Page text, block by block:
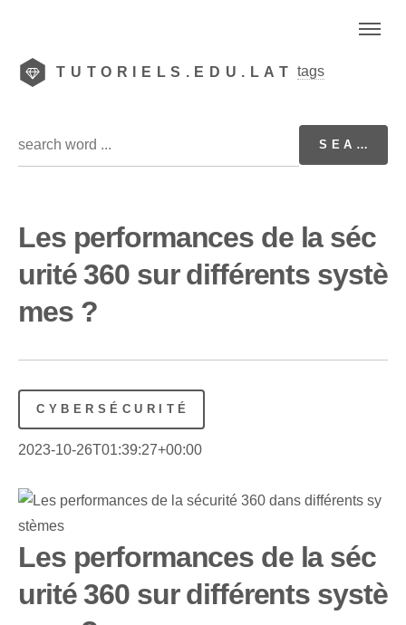
TUTORIELS.EDU.LAT tags
Les performances de la séc
urité 360 sur différents systè
mes ?
CYBERSÉCURITÉ
2023-10-26T01:39:27+00:00
Les performances de la séc
urité 360 sur différents systè